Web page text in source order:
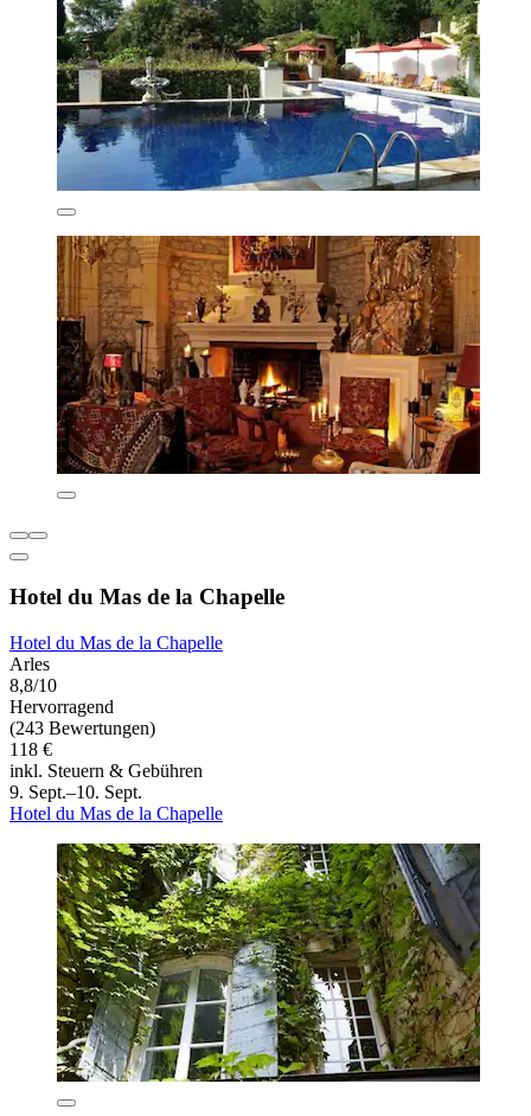
Hotel du Mas de la Chapelle
Hotel du Mas de la Chapelle
Arles
8,8/10
Hervorragend
(243 Bewertungen)
118 €
inkl. Steuern & Gebühren
9. Sept.–10. Sept.
Hotel du Mas de la Chapelle